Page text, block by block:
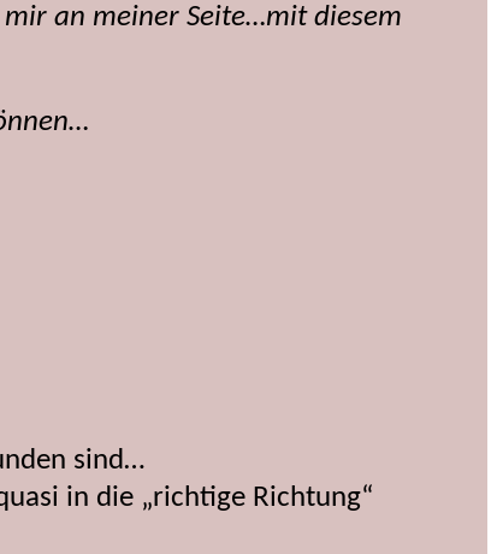
an meiner Seite…mit diesem
sind…
in die „richtige Richtung“